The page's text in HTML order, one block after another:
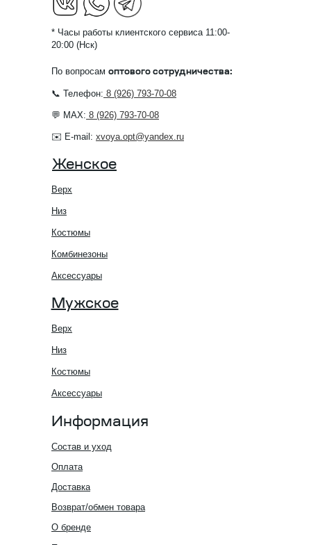
О бренде
Оплата
Доставка
Возврат/обмен товара
Состав и уход
Мужское
Информация
Аксессуары
Комбинезоны
Костюмы
Низ
Верх
Верх
Низ
Костюмы
Аксессуары
✉️ E-mail: xvoya.opt@yandex.ru
💬 MAX: 8 (926) 793-70-08
📞 Телефон: 8 (926) 793-70-08
По вопросам оптового сотрудничества:
* Часы работы клиентского сервиса 11:00-
20:00 (Нск)
Женское